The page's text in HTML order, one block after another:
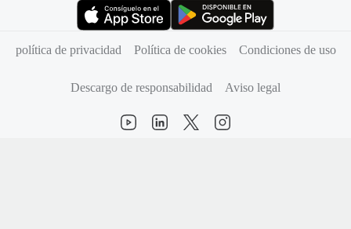
política de privacidad
Política de cookies Condiciones de uso
Descargo de responsabilidad Aviso legal